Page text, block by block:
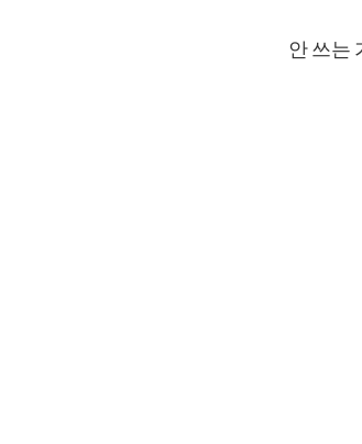
안 쓰는